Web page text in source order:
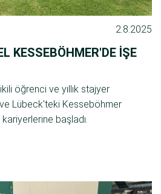
2.8.2025
KESSEBÖHMER'DE IŞE
öğrenci ve yıllık stajyer
Lübeck'teki Kesseböhmer
başladı.